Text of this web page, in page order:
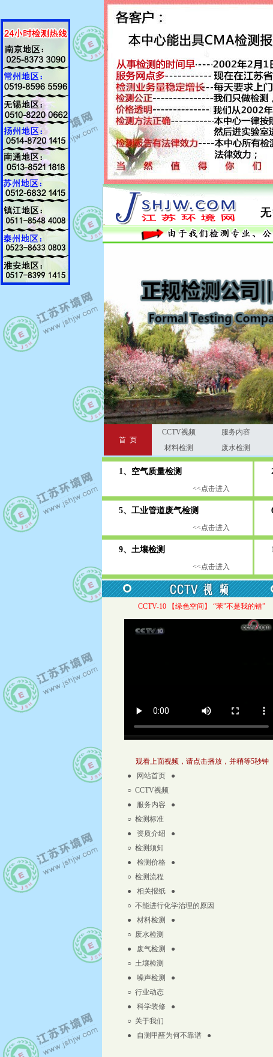
首 页
CCTV视频 服务内容
材料检测
废水检测
1、空气质量检测
<<点击进入
2
5、工业管道废气检测
<<点击进入
6
9、土壤检测
<<点击进入
10
CCTV-10 【绿色空间】 “苯”不是我的错”
观看上面视频，请点击播放，并稍等5秒钟
● 网站首页 ●
○ CCTV视频
● 服务内容 ●
○ 检测标准
● 资质介绍 ●
○ 检测须知
● 检测价格 ●
○ 检测流程
● 相关报纸 ●
○ 不能进行化学治理的原因
● 材料检测 ●
○ 废水检测
● 废气检测 ●
○ 土壤检测
● 噪声检测 ●
○ 行业动态
● 科学装修 ●
○ 关于我们
● 自测甲醛为何不靠谱 ●